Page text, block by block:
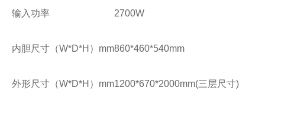
输入功率 2700W
内胆尺寸（W*D*H）mm860*460*540mm
外形尺寸（W*D*H）mm1200*670*2000mm(三层尺寸)